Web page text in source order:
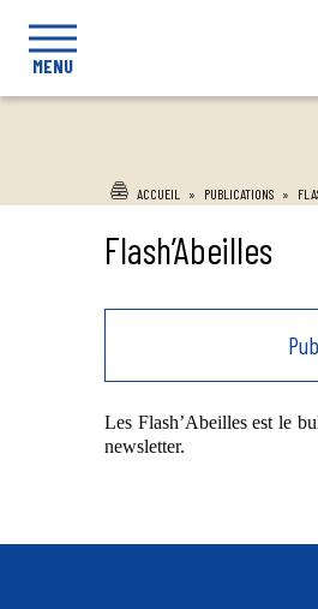
MENU
ACCUEIL » PUBLICATIONS »
Flash’Abeilles
Les Flash’Abeilles est le
newsletter.